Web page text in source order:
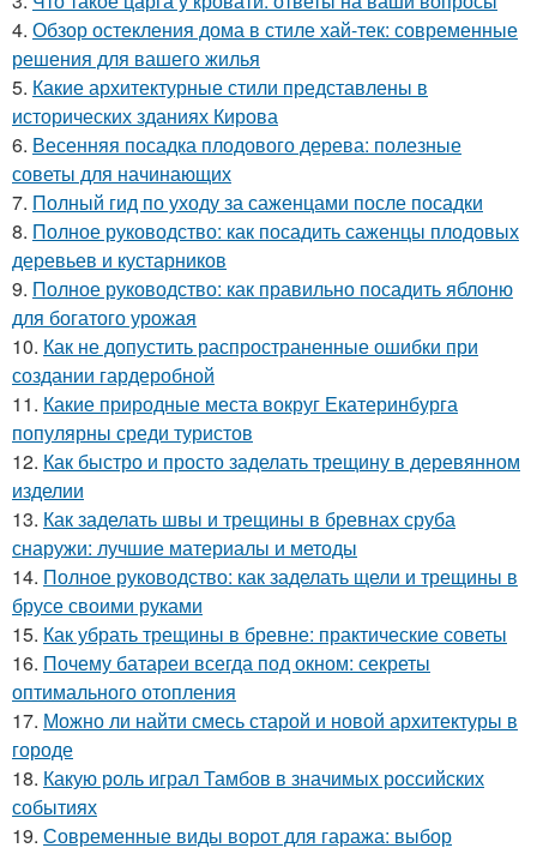
4. Обзор остекления дома в стиле хай-тек: современные
решения для вашего жилья
5. Какие архитектурные стили представлены в
исторических зданиях Кирова
6. Весенняя посадка плодового дерева: полезные
советы для начинающих
7. Полный гид по уходу за саженцами после посадки
8. Полное руководство: как посадить саженцы плодовых
деревьев и кустарников
9. Полное руководство: как правильно посадить яблоню
для богатого урожая
10. Как не допустить распространенные ошибки при
создании гардеробной
11. Какие природные места вокруг Екатеринбурга
популярны среди туристов
12. Как быстро и просто заделать трещину в деревянном
изделии
13. Как заделать швы и трещины в бревнах сруба
снаружи: лучшие материалы и методы
14. Полное руководство: как заделать щели и трещины в
брусе своими руками
15. Как убрать трещины в бревне: практические советы
16. Почему батареи всегда под окном: секреты
оптимального отопления
17. Можно ли найти смесь старой и новой архитектуры в
городе
18. Какую роль играл Тамбов в значимых российских
событиях
19. Современные виды ворот для гаража: выбор